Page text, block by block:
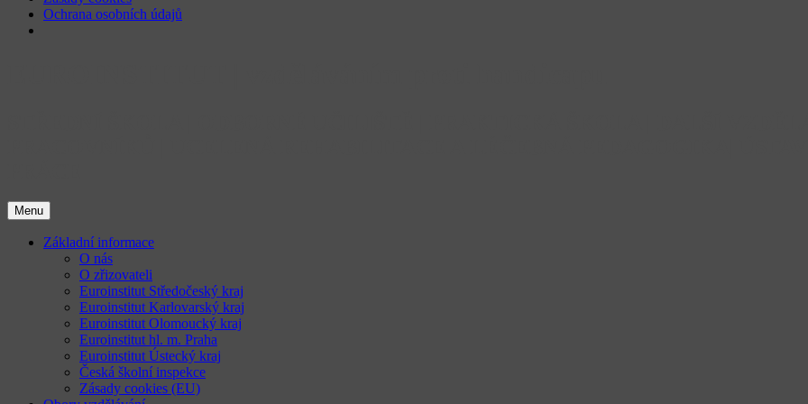
Ochrana osobních údajů
Menu
Základní informace
O nás
O zřizovateli
Euroinstitut Středočeský kraj
Euroinstitut Karlovarský kraj
Euroinstitut Olomoucký kraj
Euroinstitut hl. m. Praha
Euroinstitut Ústecký kraj
Česká školní inspekce
Zásady cookies (EU)